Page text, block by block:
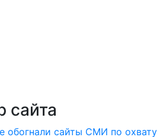
сайта
обогнали сайты СМИ по охвату